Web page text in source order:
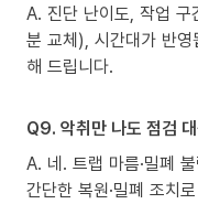
A. 진단 난이도, 작업 구
분 교체), 시간대가 반
해 드립니다.
Q9. 악취만 나도 점검
A. 네. 트랩 마름·밀폐
간단한 복원·밀폐 조치